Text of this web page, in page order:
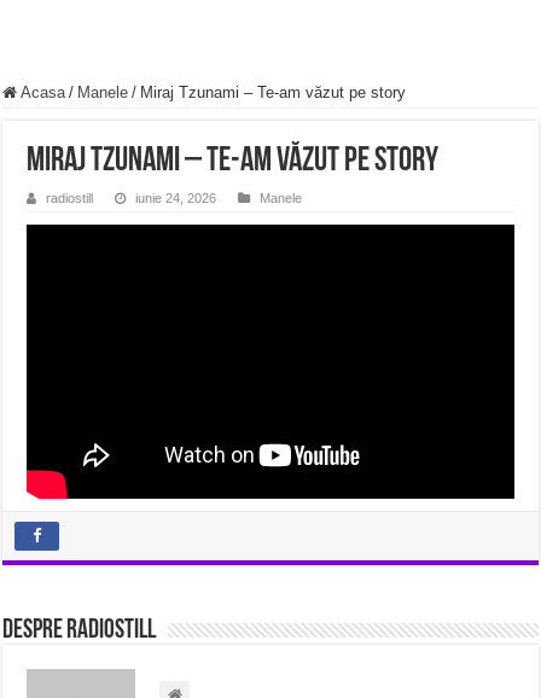
Acasa / Manele / Miraj Tzunami – Te-am văzut pe story
Miraj Tzunami – Te-am văzut pe story
radiostill iunie 24, 2026 Manele
Despre radiostill